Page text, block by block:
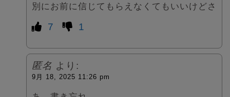
別にお前に信じてもらえなくてもいいけどさ
7 1
匿名 より:
9月 18, 2025 11:26 pm